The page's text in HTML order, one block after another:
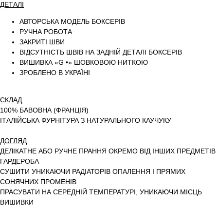
ДЕТАЛІ
АВТОРСЬКА МОДЕЛЬ БОКСЕРІВ
РУЧНА РОБОТА
ЗАКРИТІ ШВИ
ВІДСУТНІСТЬ ШВІВ НА ЗАДНІЙ ДЕТАЛІ БОКСЕРІВ
ВИШИВКА «G •» ШОВКОВОЮ НИТКОЮ
ЗРОБЛЕНО В УКРАЇНІ
СКЛАД
100% БАВОВНА (ФРАНЦІЯ)
ІТАЛІЙСЬКА ФУРНІТУРА З НАТУРАЛЬНОГО КАУЧУКУ
ДОГЛЯД
ДЕЛІКАТНЕ АБО РУЧНЕ ПРАННЯ ОКРЕМО ВІД ІНШИХ ПРЕДМЕТІВ
ГАРДЕРОБА
СУШИТИ УНИКАЮЧИ РАДІАТОРІВ ОПАЛЕННЯ І ПРЯМИХ
СОНЯЧНИХ ПРОМЕНІВ
ПРАСУВАТИ НА СЕРЕДНІЙ ТЕМПЕРАТУРІ, УНИКАЮЧИ МІСЦЬ
ВИШИВКИ